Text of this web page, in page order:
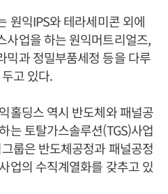
원익IPS와 테라세미콘 외에
사업을 하는 원익머트리얼즈,
믹과 정밀부품세정 등을 다루
고 있다.
홀딩스 역시 반도체와 패널공
는 토탈가스솔루션(TGS)사업
룹은 반도체공정과 패널공정
업의 수직계열화를 갖추고 있